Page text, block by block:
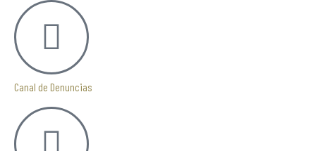
Canal de Denuncias